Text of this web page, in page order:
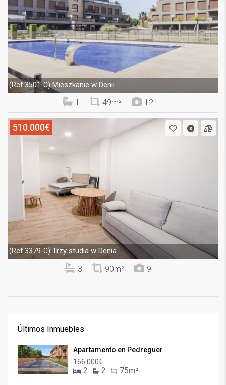
(Ref.3501-C) Mieszkanie w Denii
1 49m² 12
510.000€
(Ref.3379-C) Trzy studia w Denia
3 90m² 9
Últimos Inmuebles
Apartamento en Pedreguer
166.000€
2 2 75m²